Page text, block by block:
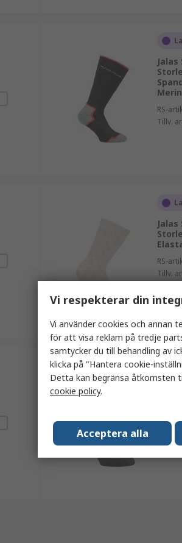
RS-
Tillv.
RS-
Tillv.
RS-
Tillv.
Vi respekterar din
Vi använder cookies och annan
för att visa reklam på tredje
samtycker du till behandling av
klicka på "Hantera cookie-
Detta kan begränsa åtkomsten
cookie policy.
Acceptera alla